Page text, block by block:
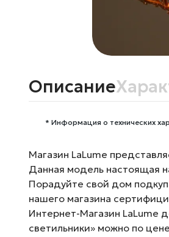
Описание
* Информация о технических
Магазин LaLume
Данная модель настоящая
Порадуйте свой дом
нашего магазина
Интернет-Магазин LaLume
светильники» можно по